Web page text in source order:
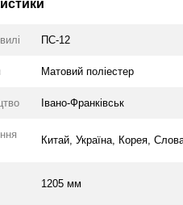
ПС-12
Матовий поліестер
Івано-Франківськ
Китай, Україна, Корея,
1205 мм